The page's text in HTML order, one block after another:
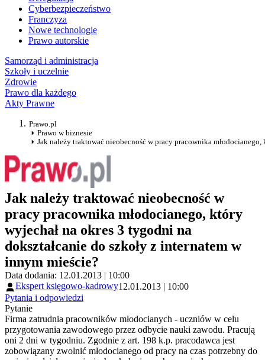
Cyberbezpieczeństwo
Franczyza
Nowe technologie
Prawo autorskie
Samorząd i administracja
Szkoły i uczelnie
Zdrowie
Prawo dla każdego
Akty Prawne
Prawo.pl
Prawo w biznesie
Jak należy traktować nieobecność w pracy pracownika
Jak należy traktować nieobecność w
pracy pracownika młodocianego, który
wyjechał na okres 3 tygodni na
dokształcanie do szkoły z internatem w
innym mieście?
Data dodania: 12.01.2013 | 10:00
Ekspert księgowo-kadrowy12.01.2013 | 10:00
Pytania i odpowiedzi
Pytanie
Firma zatrudnia pracowników młodocianych - uczniów w celu
przygotowania zawodowego przez odbycie nauki zawodu. Pracują
oni 2 dni w tygodniu. Zgodnie z art. 198 k.p. pracodawca jest
zobowiązany zwolnić młodocianego od pracy na czas potrzebny do